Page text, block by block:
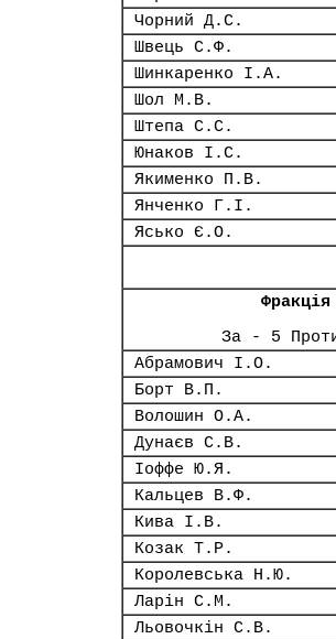
Чорний Д.С.
Швець С.Ф.
Шинкаренко І.А.
Шол М.В.
Штепа С.С.
Юнаков І.С.
Якименко П.В.
Янченко Г.І.
Ясько Є.О.
За - 5
Абрамович І.О.
Борт В.П.
Волошин О.А.
Дунаєв С.В.
Іоффе Ю.Я.
Кальцев В.Ф.
Кива І.В.
Козак Т.Р.
Королевська Н.Ю.
Ларін С.М.
Льовочкін С.В.